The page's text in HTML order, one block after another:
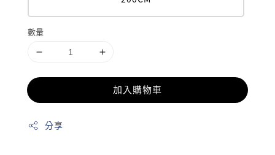
數量
加入購物車
分享